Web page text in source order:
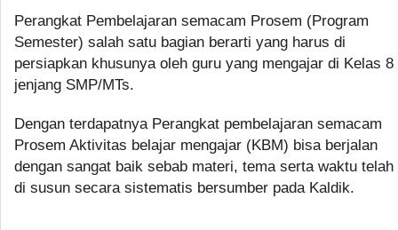
Perangkat Pembelajaran semacam Prosem (Program
Semester) salah satu bagian berarti yang harus di
persiapkan khusunya oleh guru yang mengajar di Kelas 8
jenjang SMP/MTs.
Dengan terdapatnya Perangkat pembelajaran semacam
Prosem Aktivitas belajar mengajar (KBM) bisa berjalan
dengan sangat baik sebab materi, tema serta waktu telah
di susun secara sistematis bersumber pada Kaldik.